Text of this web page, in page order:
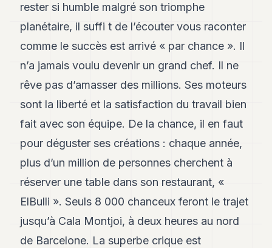
Andy
23
Andy
22
Andy
21
Andy
Andy
18
16
Andy
15
Andy
Andy
13
Andy
12
rester si humble malgré son triomphe
planétaire, il suffi t de l’écouter vous raconter
comme le succès est arrivé « par chance ». Il
n’a jamais voulu devenir un grand chef. Il ne
rêve pas d’amasser des millions. Ses moteurs
sont la liberté et la satisfaction du travail bien
fait avec son équipe. De la chance, il en faut
pour déguster ses créations : chaque année,
plus d’un million de personnes cherchent à
réserver une table dans son restaurant, «
ElBulli ». Seuls 8 000 chanceux feront le trajet
jusqu’à Cala Montjoi, à deux heures au nord
de Barcelone. La superbe crique est